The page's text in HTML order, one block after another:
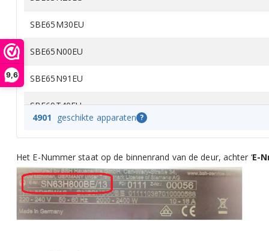
9,6
SBE65M30EU
SBE65N00EU
SBE65N91EU
SBE69T40EU
SBE69U11EU
SBE86M20EU
SBE87TX00G
4901 geschikte apparaten ?
Het E-Nummer staat op de binnenrand van de deur, achter ‘E-